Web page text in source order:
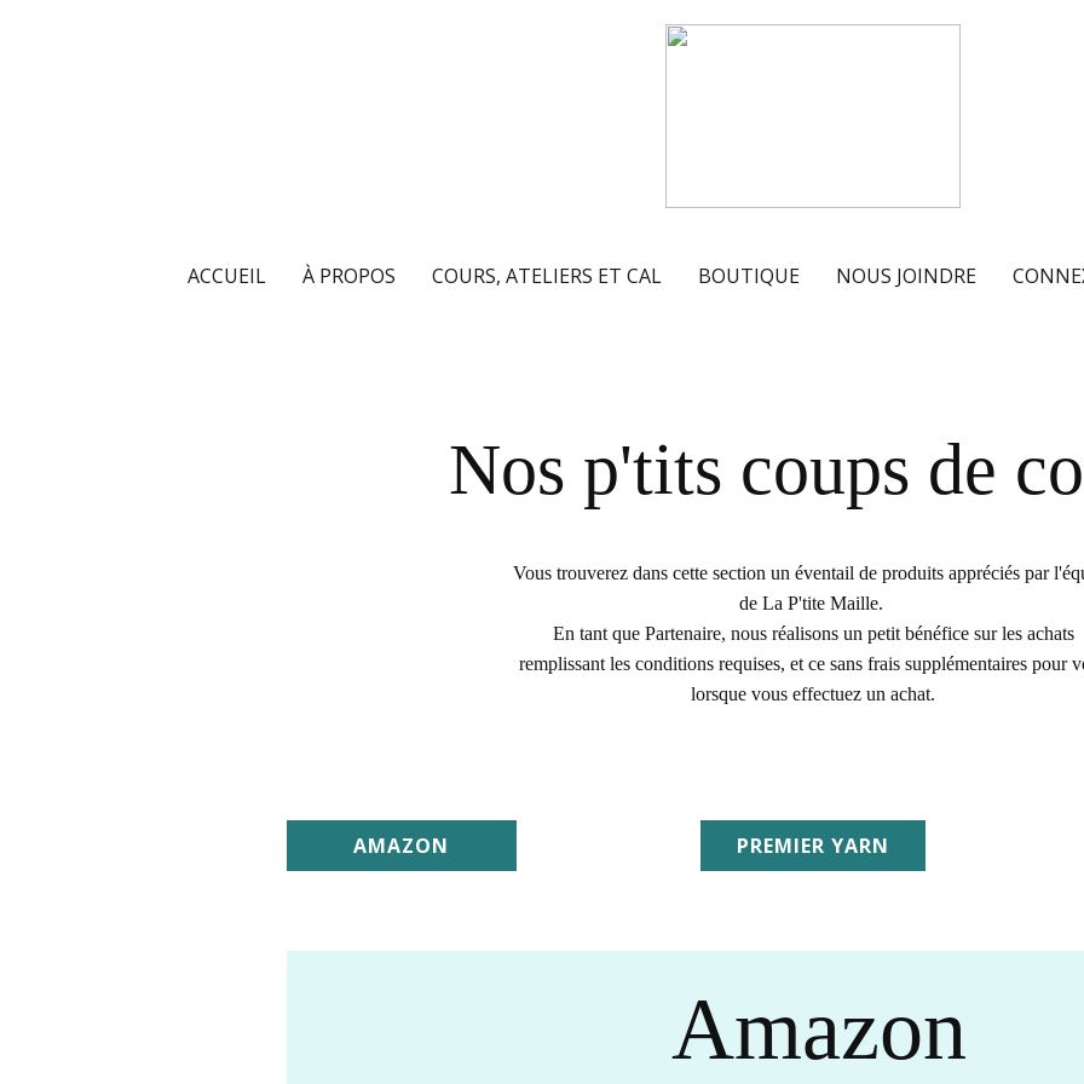
ACCUEIL À PROPOS COURS, ATELIERS ET CAL BOUTIQUE NOUS JOINDRE
Nos p'tits coups de
Vous trouverez dans cette section un éventail de produits appréciés par
de La P'tite Maille.
En tant que Partenaire, nous réalisons un petit bénéfice sur les achats
remplissant les conditions requises, et ce sans frais supplémentaires pour
lorsque vous effectuez un achat.
AMAZON PREMIER YARN
Amazon